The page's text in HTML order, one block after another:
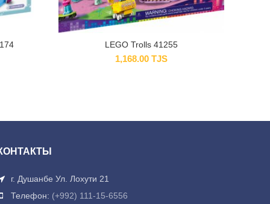
LEGO Trolls 41255
1,168.00 TJS
г. Душанбе Ул. Лохути 21
Телефон: (+992) 111-15-6556